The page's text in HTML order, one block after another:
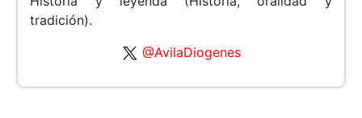
tradición).
@AvilaDiogenes